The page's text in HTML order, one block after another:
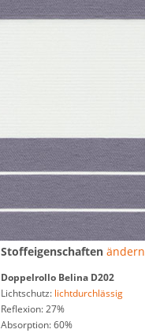
Stoffeigenschaften ändern
Doppelrollo Belina D202
Lichtschutz: lichtdurchlässig
Reflexion: 27%
Absorption: 60%